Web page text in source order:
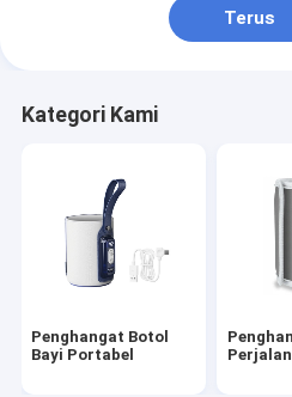
sikat mandi bayi
Sapi Bayi Dan Cangkang
Night And Day Cicifier
Terus
Kategori Kami
Penghangat Botol
Bayi Portabel